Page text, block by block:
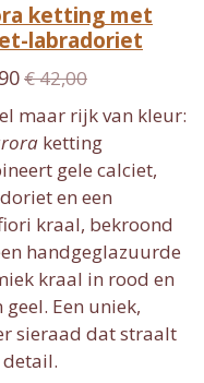
ketting met
labradoriet
€ 42,00
maar rijk van kleur:
ketting
gele calciet,
en een
kraal, bekroond
handgeglazuurde
kraal in rood en
Een uniek,
sieraad dat straalt